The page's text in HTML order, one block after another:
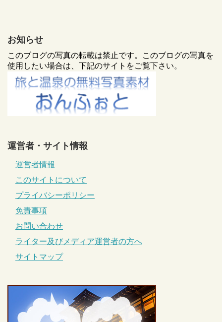
お知らせ
このブログの写真の転載は禁止です。このブログの写真を
使用したい場合は、下記のサイトをご覧下さい。
運営者・サイト情報
運営者情報
このサイトについて
プライバシーポリシー
免責事項
お問い合わせ
ライター及びメディア運営者の方へ
サイトマップ